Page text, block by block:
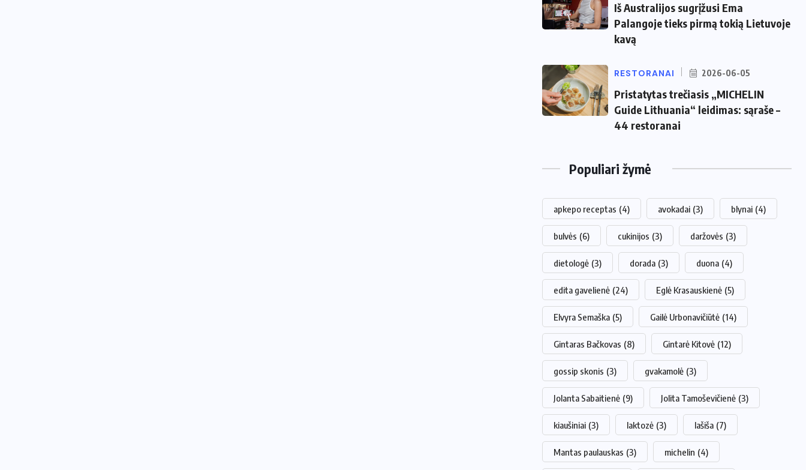
Iš Australijos sugrįžusi Ema
Palangoje tieks pirmą tokią Lietuvoje
kavą
RESTORANAI 2026-06-05
Pristatytas trečiasis „MICHELIN
Guide Lithuania“ leidimas: sąraše –
44 restoranai
Populiari žymė
apkepo receptas (4) avokadai (3) blynai (4)
bulvės (6) cukinijos (3) daržovės (3)
dietologė (3) dorada (3) duona (4)
edita gavelienė (24) Eglė Krasauskienė (5)
Elvyra Semaška (5) Gailė Urbonavičiūtė (14)
Gintaras Bačkovas (8) Gintarė Kitovė (12)
gossip skonis (3) gvakamolė (3)
Jolanta Sabaitienė (9) Jolita Tamoševičienė (3)
kiaušiniai (3) laktozė (3) lašiša (7)
Mantas paulauskas (3) michelin (4)